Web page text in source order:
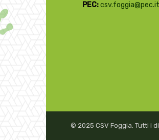
PEC:csv.foggia@pec.it
© 2025 CSV Foggia. Tutti i